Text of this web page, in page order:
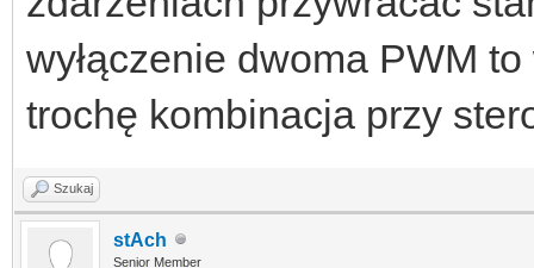
wyłączenie dwoma PWM
trochę kombinacja przy
Szukaj
stAch
Senior Member